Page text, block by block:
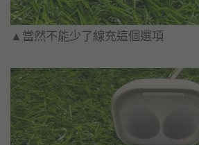
▲當然不能少了線充這個選項